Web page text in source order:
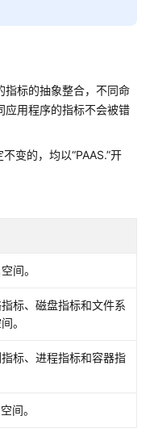
指标的抽象整合，不同命
应用程序的指标不会被错
变的，均以“PAAS.”开
间。
标、磁盘指标和文件系
。
标、进程指标和容器指
间。